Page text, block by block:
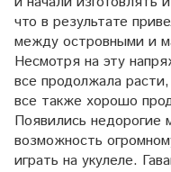
что в результате
между островными и
Несмотря на эту
все продолжала
все также хорошо
Появились недорогие
возможность
играть на укулеле.